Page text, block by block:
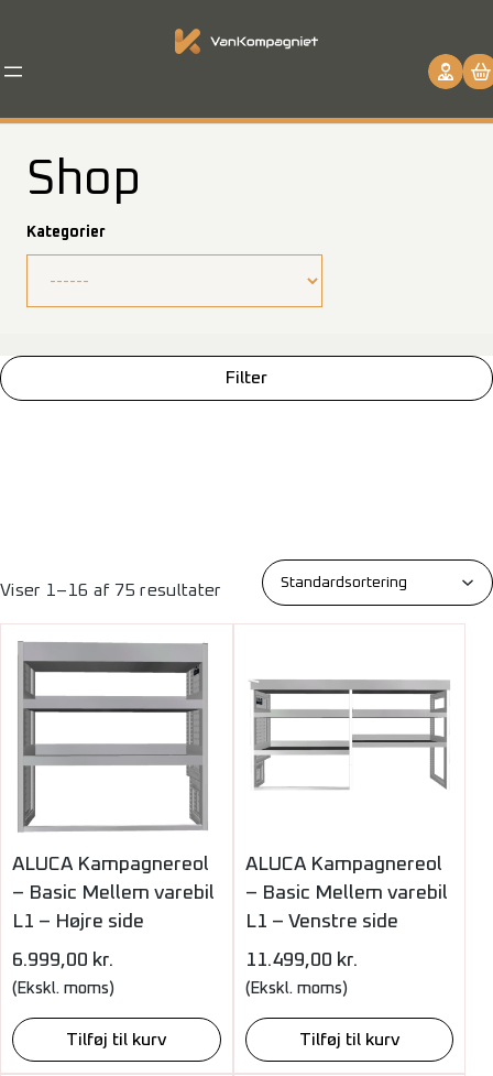
indhold
Shop
Kategorier
Filter
Viser 1–16 af 75 resultater
ALUCA Kampagnereol
– Basic Mellem varebil
L1 – Højre side
6.999,00 kr.
(Ekskl. moms)
Tilføj til kurv
ALUCA Kampagnereol
– Basic Mellem varebil
L1 – Venstre side
11.499,00 kr.
(Ekskl. moms)
Tilføj til kurv